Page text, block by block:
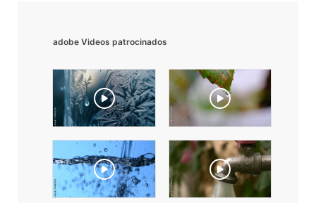
adobe Videos patrocinados